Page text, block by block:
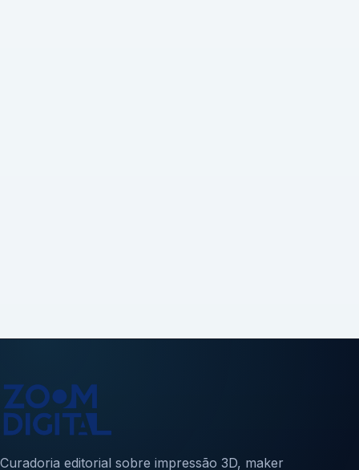
Curadoria editorial sobre impressão 3D, maker